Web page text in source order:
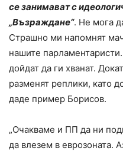
се занимават с
„Възраждане“. Не мога
Страшно ми напомнят
нашите
дойдат да ги хванат.
разменят реплики, като
даде пример Борисов.
„Очакваме и ПП да ни
да влезем в еврозоната.